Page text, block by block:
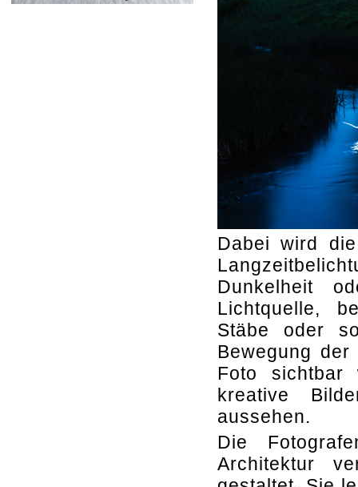
Dabei wird
Dunkelheit
Lichtquelle,
Stäbe oder
Bewegung
Foto sichtbar
kreative
aussehen.
Die
Architektur